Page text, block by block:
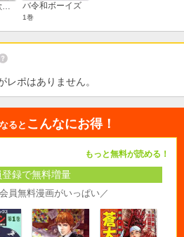
別巻 工業哀歌バレーボーイズ 虎子 バ令和ボーイズ
1巻
レポはありません。
ると こんなにお得！
もっと無料が読める！
登録で無料増量
員無料漫画がいっぱい／